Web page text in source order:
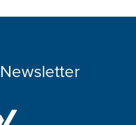
Newsletter